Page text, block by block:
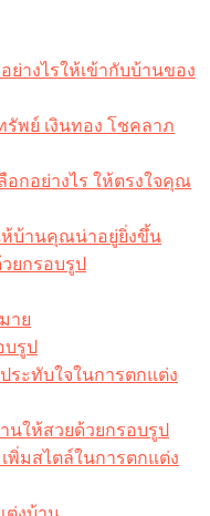
ย่างไรให้เข้ากับบ้านของ
พย์ เงินทอง โชคลาภ
กอย่างไร ให้ตรงใจคุณ
ห้บ้านคุณน่าอยู่ยิ่งขึ้น
ยกรอบรูป
าย
บรูป
ะทับใจในการตกแต่ง
นให้สวยด้วยกรอบรูป
พิ่มสไตล์ในการตกแต่ง